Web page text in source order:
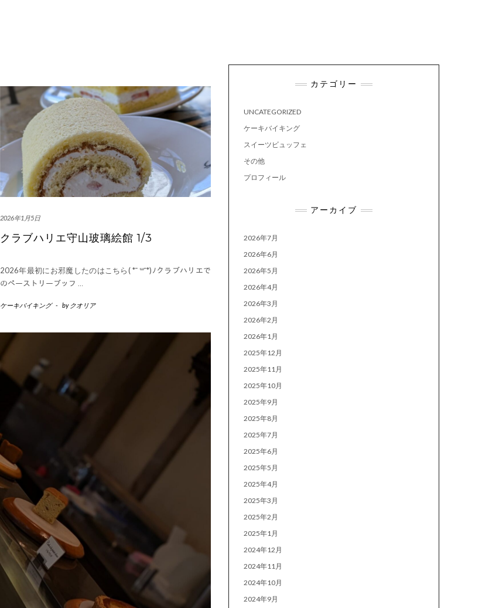
2026年1月5日
クラブハリエ守山玻璃絵館 1/3
2026年最初にお邪魔したのはこちら( *¯ ꒳¯*)ﾉクラブハリエで
のペーストリーブッフ …
ケーキバイキング - by クオリア
カテゴリー
UNCATEGORIZED
ケーキバイキング
スイーツビュッフェ
その他
プロフィール
アーカイブ
2026年7月
2026年6月
2026年5月
2026年4月
2026年3月
2026年2月
2026年1月
2025年12月
2025年11月
2025年10月
2025年9月
2025年8月
2025年7月
2025年6月
2025年5月
2025年4月
2025年3月
2025年2月
2025年1月
2024年12月
2024年11月
2024年10月
2024年9月